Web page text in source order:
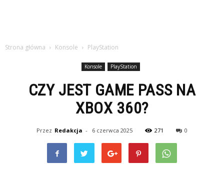
Strona główna Konsole PlayStation
Konsole PlayStation
CZY JEST GAME PASS NA
XBOX 360?
Przez Redakcja - 6 czerwca 2025 271 0